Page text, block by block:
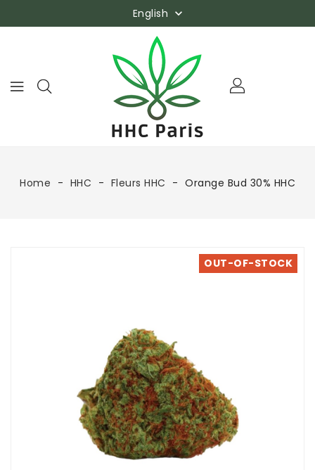
English 
Home HHC Fleurs HHC Orange Bud 30% HHC
OUT-OF-STOCK